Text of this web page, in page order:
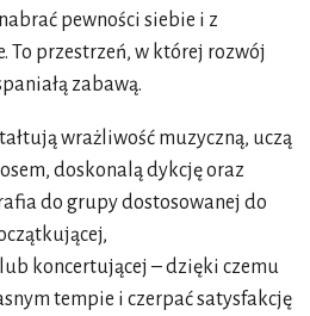
pewności siebie i z
To przestrzeń, w której rozwój
zabawą.
wrażliwość muzyczną, uczą
doskonalą dykcję oraz
do grupy dostosowanej do
koncertującej – dzięki czemu
tempie i czerpać satysfakcję